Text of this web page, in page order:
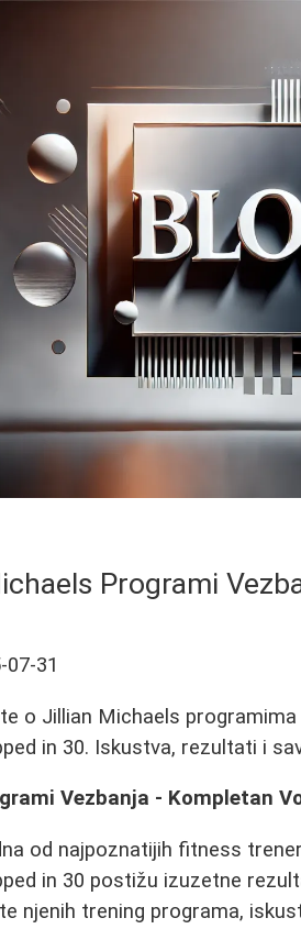
Programi
07-31
o Jillian Michaels
in 30. Iskustva, rezultati i
Vezbanja - Kompletan
od najpoznatijih fitness
in 30 postižu izuzetne
njenih trening programa,